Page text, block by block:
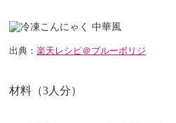
出典：楽天レシピ＠ブルーボリジ
材料（3人分）